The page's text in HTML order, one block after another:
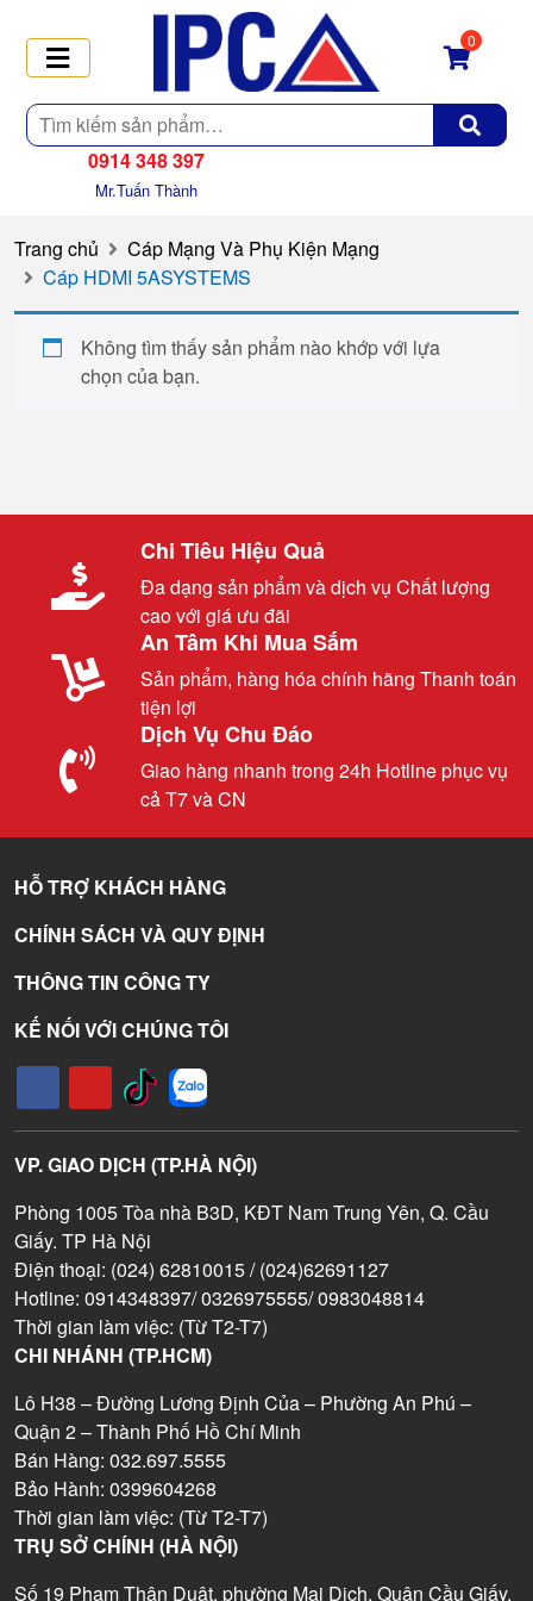
Tìm
kiếm
0
0914 348 397
Mr.Tuấn Thành
Trang chủ
Cáp Mạng Và Phụ Kiện Mạng
Cáp HDMI 5ASYSTEMS
Không tìm thấy sản phẩm nào khớp với lựa
chọn của bạn.
Chi Tiêu Hiệu Quả
Đa dạng sản phẩm và dịch vụ Chất lượng
cao với giá ưu đãi
An Tâm Khi Mua Sắm
Sản phẩm, hàng hóa chính hãng Thanh toán
tiện lợi
Dịch Vụ Chu Đáo
Giao hàng nhanh trong 24h Hotline phục vụ
cả T7 và CN
HỖ TRỢ KHÁCH HÀNG
CHÍNH SÁCH VÀ QUY ĐỊNH
THÔNG TIN CÔNG TY
KẾ NỐI VỚI CHÚNG TÔI
VP. GIAO DỊCH (TP.HÀ NỘI)
Phòng 1005 Tòa nhà B3D, KĐT Nam Trung Yên, Q. Cầu
Giấy. TP Hà Nội
Điện thoại: (024) 62810015 / (024)62691127
Hotline: 0914348397/ 0326975555/ 0983048814
Thời gian làm việc: (Từ T2-T7)
CHI NHÁNH (TP.HCM)
Lô H38 – Đường Lương Định Của – Phường An Phú –
Quận 2 – Thành Phố Hồ Chí Minh
Bán Hàng: 032.697.5555
Bảo Hành: 0399604268
Thời gian làm việc: (Từ T2-T7)
TRỤ SỞ CHÍNH (HÀ NỘI)
Số 19 Phạm Thận Duật, phường Mai Dịch, Quận Cầu Giấy,